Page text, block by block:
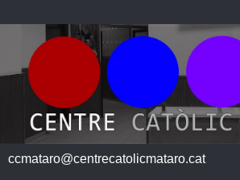
ccmataro@centrecatolicmataro.cat